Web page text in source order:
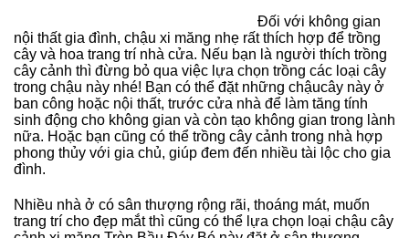
Đối với không gian
nội thất gia đình, chậu xi măng nhẹ rất thích hợp để trồng
cây và hoa trang trí nhà cửa. Nếu bạn là người thích trồng
cây cảnh thì đừng bỏ qua việc lựa chọn trồng các loại cây
trong chậu này nhé! Bạn có thể đặt những chậucây này ở
ban công hoặc nội thất, trước cửa nhà để làm tăng tính
sinh động cho không gian và còn tạo không gian trong lành
nữa. Hoặc bạn cũng có thể trồng cây cảnh trong nhà hợp
phong thủy với gia chủ, giúp đem đến nhiều tài lộc cho gia
đình.
Nhiều nhà ở có sân thượng rộng rãi, thoáng mát, muốn
trang trí cho đẹp mắt thì cũng có thể lựa chọn loại chậu cây